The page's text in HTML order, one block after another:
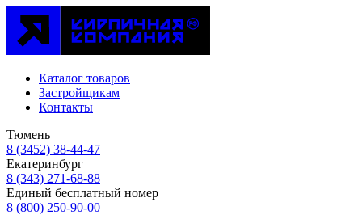
Каталог товаров
Застройщикам
Контакты
Тюмень
8 (3452) 38-44-47
Екатеринбург
8 (343) 271-68-88
Единый бесплатный номер
8 (800) 250-90-00